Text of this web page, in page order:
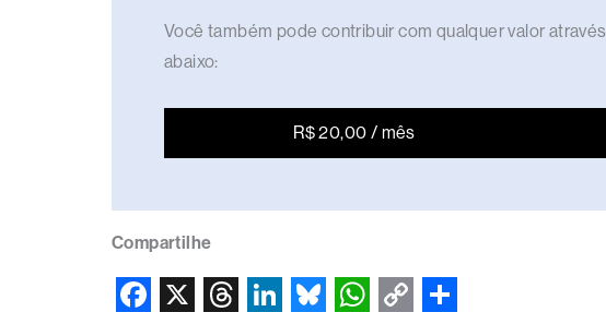
Você também pode contribuir com qualquer valor
abaixo:
R$ 20,00 / mês
Compartilhe